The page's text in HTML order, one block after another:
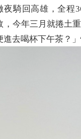
夜騎回高雄，全程
，今年三月就捲土
進去喝杯下午茶？